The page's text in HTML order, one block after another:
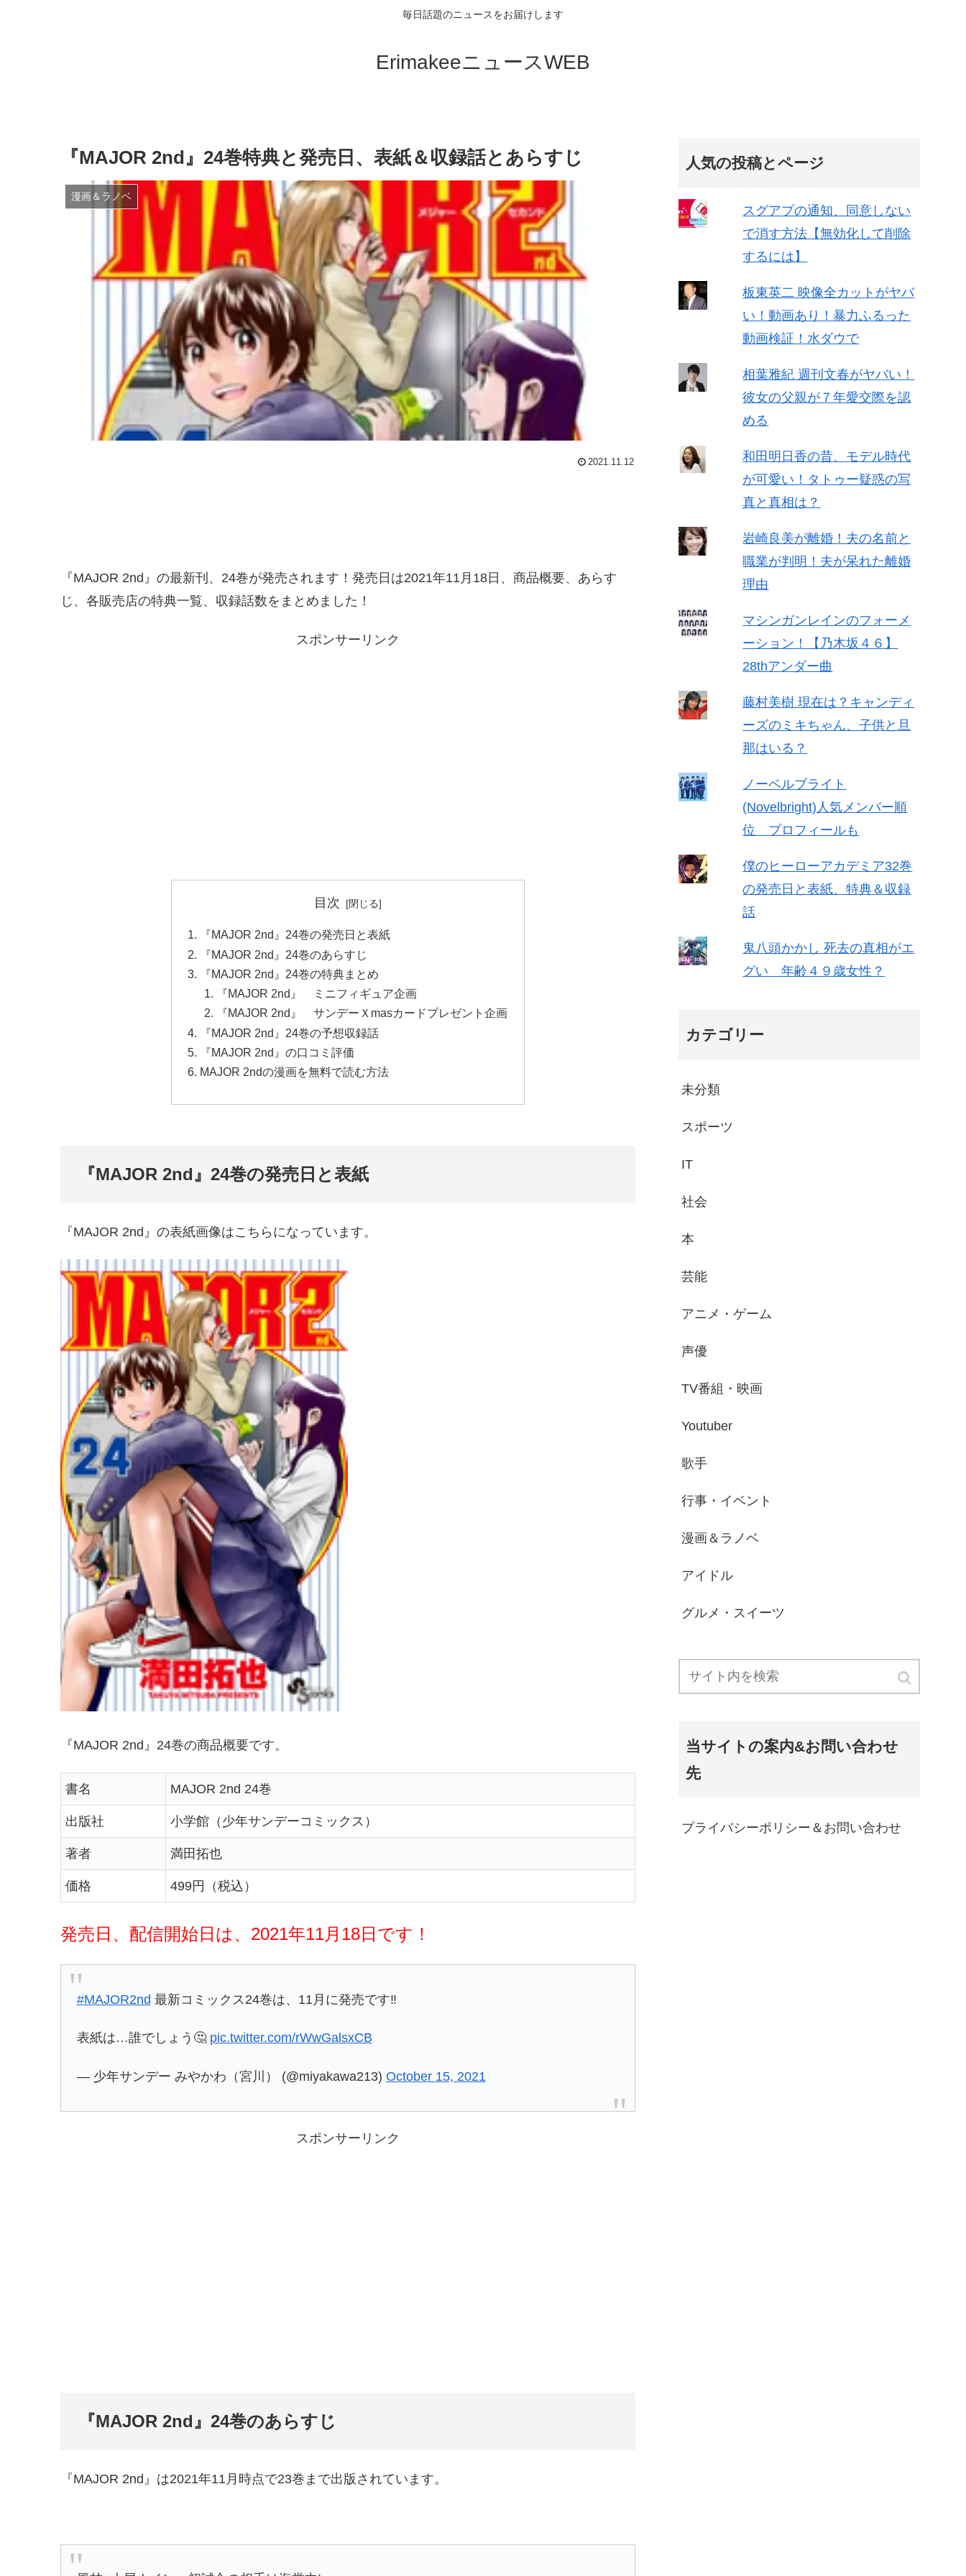
毎日話題のニュースをお届けします
ErimakeeニュースWEB
『MAJOR 2nd』24巻特典と発売日、表紙＆収録話とあらすじ
漫画＆ラノベ
2021.11.12
『MAJOR 2nd』の最新刊、24巻が発売されます！発売日は2021年11月18日、商品概要、あらす
じ、各販売店の特典一覧、収録話数をまとめました！
スポンサーリンク
目次
『MAJOR 2nd』24巻の発売日と表紙
『MAJOR 2nd』24巻のあらすじ
『MAJOR 2nd』24巻の特典まとめ
『MAJOR 2nd』 ミニフィギュア企画
『MAJOR 2nd』 サンデーＸmasカードプレゼント企画
『MAJOR 2nd』24巻の予想収録話
『MAJOR 2nd』の口コミ評価
MAJOR 2ndの漫画を無料で読む方法
『MAJOR 2nd』24巻の発売日と表紙
『MAJOR 2nd』の表紙画像はこちらになっています。
『MAJOR 2nd』24巻の商品概要です。
書名 MAJOR 2nd 24巻
出版社 小学館（少年サンデーコミックス）
著者 満田拓也
価格 499円（税込）
発売日、配信開始日は、2021年11月18日です！
#MAJOR2nd 最新コミックス24巻は、11月に発売です‼️
表紙は…誰でしょう🤔 pic.twitter.com/rWwGalsxCB
— 少年サンデー みやかわ（宮川） (@miyakawa213) October 15, 2021
スポンサーリンク
『MAJOR 2nd』24巻のあらすじ
『MAJOR 2nd』は2021年11月時点で23巻まで出版されています。
人気の投稿とページ
スグアプの通知、同意しない
で消す方法【無効化して削除
するには】
板東英二 映像全カットがヤバ
い！動画あり！暴力ふるった
動画検証！水ダウで
相葉雅紀 週刊文春がヤバい！
彼女の父親が７年愛交際を認
める
和田明日香の昔、モデル時代
が可愛い！タトゥー疑惑の写
真と真相は？
岩崎良美が離婚！夫の名前と
職業が判明！夫が呆れた離婚
理由
マシンガンレインのフォーメ
ーション！【乃木坂４６】
28thアンダー曲
藤村美樹 現在は？キャンディ
ーズのミキちゃん、子供と旦
那はいる？
ノーベルブライト
(Novelbright)人気メンバー順
位 プロフィールも
僕のヒーローアカデミア32巻
の発売日と表紙、特典＆収録
話
鬼八頭かかし 死去の真相がエ
グい 年齢４９歳女性？
カテゴリー
未分類
スポーツ
IT
社会
本
芸能
アニメ・ゲーム
声優
TV番組・映画
Youtuber
歌手
行事・イベント
漫画＆ラノベ
アイドル
グルメ・スイーツ
当サイトの案内&お問い合わせ
先
プライバシーポリシー＆お問い合わせ